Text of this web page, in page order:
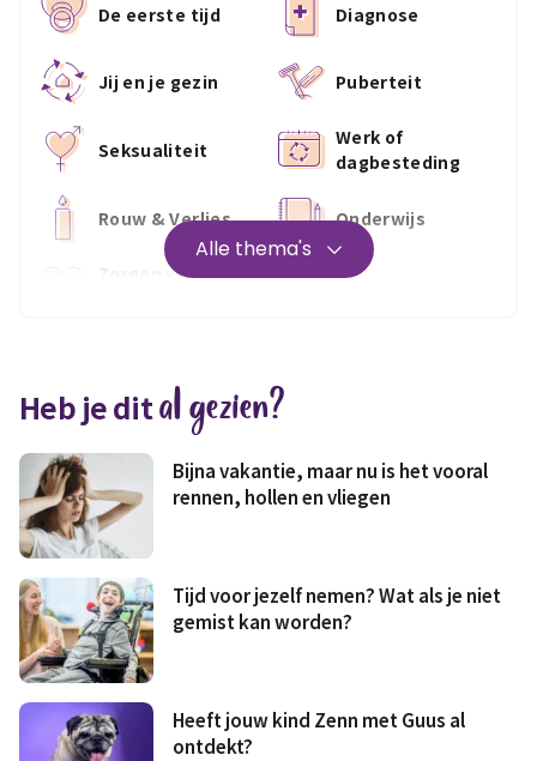
De eerste tijd Diagnose
Jij en je gezin Puberteit
Seksualiteit
Werk of
dagbesteding
Rouw & Verlies Onderwijs
Zorgen voor
Wonen
Geld & wetten
Alle thema's
Heb je dital gezien?
Bijna vakantie, maar nu is het vooral
rennen, hollen en vliegen
Tijd voor jezelf nemen? Wat als je niet
gemist kan worden?
Heeft jouw kind Zenn met Guus al
ontdekt?